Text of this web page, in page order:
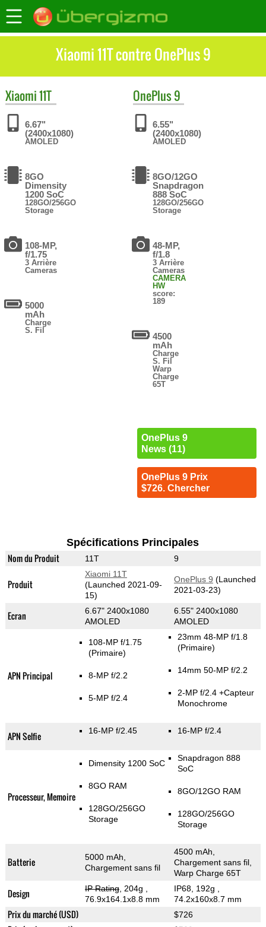
Xiaomi 11T contre OnePlus 9
Xiaomi11T
6.67"
(2400x1080)
AMOLED
8GO
Dimensity
1200 SoC
128GO/256GO
Storage
108-MP,
f/1.75
3 Arrière
Cameras
5000
mAh
Charge
S. Fil
OnePlus9
6.55"
(2400x1080)
AMOLED
8GO/12GO
Snapdragon
888 SoC
128GO/256GO
Storage
48-MP,
f/1.8
3 Arrière
Cameras
CAMERA
HW
score:
189
4500
mAh
Charge
S. Fil
Warp
Charge
65T
OnePlus 9
News (11)
OnePlus 9 Prix
$726. Chercher
Spécifications Principales
Nom du Produit 11T 9
Produit
Xiaomi 11T
(Launched 2021-09-
15)
OnePlus 9 (Launched
2021-03-23)
Ecran
6.67" 2400x1080
AMOLED
6.55" 2400x1080
AMOLED
APN Principal
108-MP f/1.75
(Primaire)
8-MP f/2.2
5-MP f/2.4
23mm 48-MP f/1.8
(Primaire)
14mm 50-MP f/2.2
2-MP f/2.4 +Capteur
Monochrome
APN Selfie 16-MP f/2.45 16-MP f/2.4
Processeur, Memoire
Dimensity 1200 SoC
8GO RAM
128GO/256GO
Storage
Snapdragon 888
SoC
8GO/12GO RAM
128GO/256GO
Storage
Batterie
5000 mAh,
Chargement sans fil
4500 mAh,
Chargement sans fil,
Warp Charge 65T
Design IP Rating, 204g
76.9x164.1x8.8 mm
IP68, 192g
74.2x160x8.7 mm
Prix du marché (USD) $726